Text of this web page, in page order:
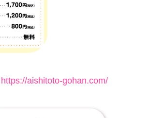
https://aishitoto-gohan.com/